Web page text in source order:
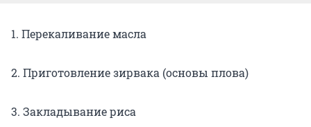
1. Перекаливание масла
2. Приготовление зирвака (основы плова)
3. Закладывание риса